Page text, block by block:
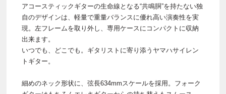
アコースティックギターの生命線となる“共鳴胴”を持たない独
自のデザインは、軽量で重量バランスに優れ高い演奏性を実
現。左フレームを取り外し、専用ケースにコンパクトに収納
出来ます。
いつでも、どこでも。ギタリストに寄り添うヤマハサイレン
トギター。
細めのネック形状に、弦長634mmスケールを採用。フォーク